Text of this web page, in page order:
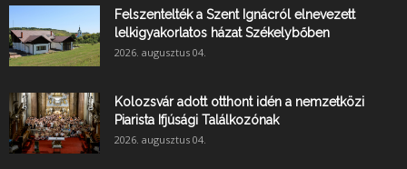
Felszentelték a Szent Ignácról elnevezett
lelkigyakorlatos házat Székelybőben
2026. augusztus 04.
Kolozsvár adott otthont idén a nemzetközi
Piarista Ifjúsági Találkozónak
2026. augusztus 04.